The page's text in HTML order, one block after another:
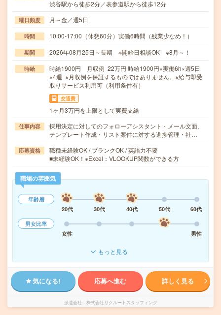
渋谷駅から徒歩2分／表参道駅から徒歩12分
曜日頻度 月～金／週5日
時間 10:00-17:00（休憩60分）実働6時間（残業少なめ！）
期間 2026年08月25日～長期 ※開始日相談OK ※8月～！
時給
時給1900円 月収例 22万円 時給1900円×実働6h×週5日
×4週 ※月収例を保証するものではありません。※給与即受
取りサービス利用可（利用条件有）
交通費
1ヶ月3万円を上限として実費支給
仕事内容
採用決定に対してのフォローアシスタント・メール文面、
テンプレート作成・リスト案件に対する進捗管理・社…
応募資格
職種未経験OK / ブランクOK / 英語力不要
■未経験OK！※Excel：VLOOKUP関数ができる方
職場の雰囲気
年齢層
20代
30代 40代 50代
60代
男女比率
女性
男性
もっと見る
気になる! 応募へ進む 詳しく見る
派遣会社 株式会社リクルートスタッフィング